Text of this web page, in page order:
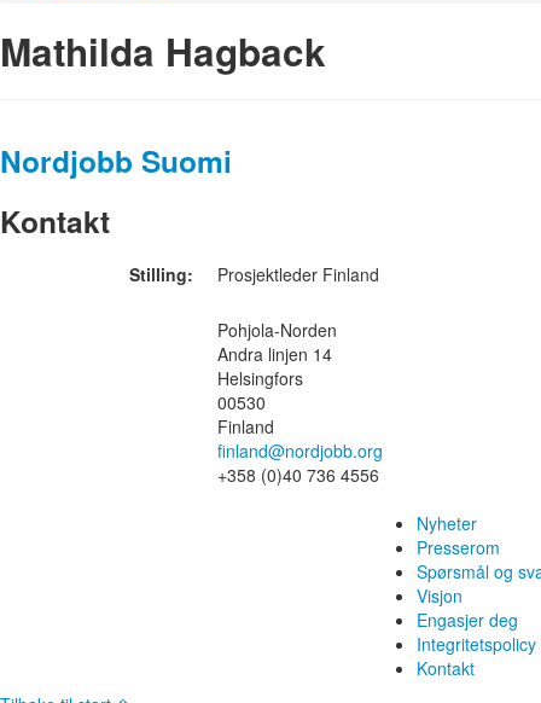
Mathilda Hagback
Nordjobb Suomi
Kontakt
Stilling: Prosjektleder Finland
Pohjola-Norden
Andra linjen 14
Helsingfors
00530
Finland
finland@nordjobb.org
+358 (0)40 736 4556
Nyheter
Presserom
Spørsmål og
Visjon
Engasjer deg
Integritetspolicy
Kontakt